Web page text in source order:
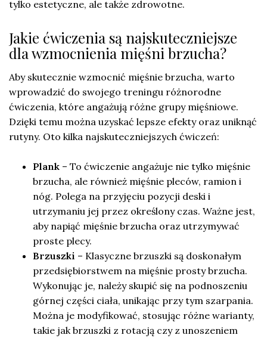
tylko estetyczne, ale także zdrowotne.
Jakie ćwiczenia są najskuteczniejsze
dla wzmocnienia mięśni brzucha?
Aby skutecznie wzmocnić mięśnie brzucha, warto
wprowadzić do swojego treningu różnorodne
ćwiczenia, które angażują różne grupy mięśniowe.
Dzięki temu można uzyskać lepsze efekty oraz uniknąć
rutyny. Oto kilka najskuteczniejszych ćwiczeń:
Plank – To ćwiczenie angażuje nie tylko mięśnie
brzucha, ale również mięśnie pleców, ramion i
nóg. Polega na przyjęciu pozycji deski i
utrzymaniu jej przez określony czas. Ważne jest,
aby napiąć mięśnie brzucha oraz utrzymywać
proste plecy.
Brzuszki – Klasyczne brzuszki są doskonałym
przedsiębiorstwem na mięśnie prosty brzucha.
Wykonując je, należy skupić się na podnoszeniu
górnej części ciała, unikając przy tym szarpania.
Można je modyfikować, stosując różne warianty,
takie jak brzuszki z rotacją czy z unoszeniem